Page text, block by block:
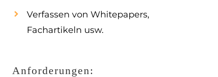
Verfassen von Whitepapers,
Fachartikeln usw.
Anforderungen: